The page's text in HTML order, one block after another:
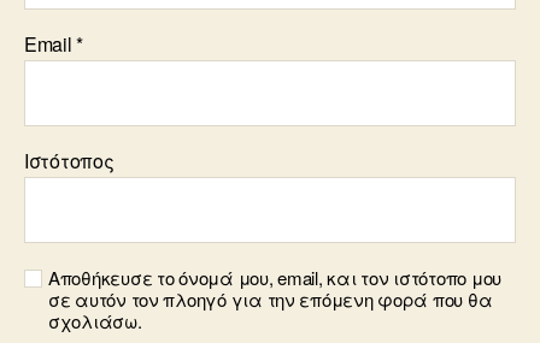
Email*
Ιστότοπος
Αποθήκευσε το όνομά μου, email, και τον ιστότοπο μου
σε αυτόν τον πλοηγό για την επόμενη φορά που θα
σχολιάσω.